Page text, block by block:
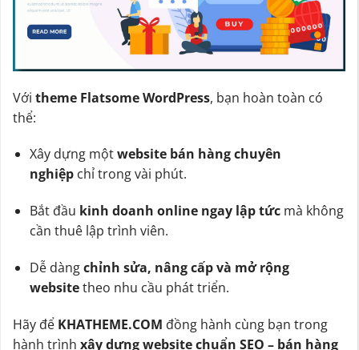
Với theme Flatsome WordPress, bạn hoàn toàn có
thể:
Xây dựng mộtwebsite bán hàng chuyên
nghiệpchỉ trong vài phút.
Bắt đầu kinh doanh online ngay lập tứcmà không
cần thuê lập trình viên.
Dễ dàngchỉnh sửa, nâng cấp và mở rộng
websitetheo nhu cầu phát triển.
Hãy để KHATHEME.COM đồng hành cùng bạn trong
hành trình xây dựng website chuẩn SEO – bán hàng